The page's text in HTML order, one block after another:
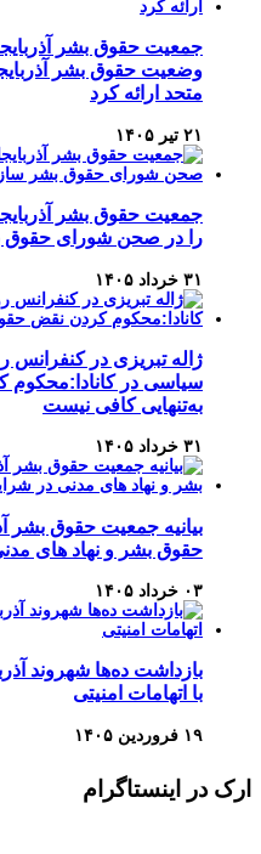
جمعیت حقوق بشر
وضعیت حقوق بشر
متحد ارائه کرد
۲۱ تیر ۱۴۰۵
جمعیت حقوق بشر
را در صحن شورای
۳۱ خرداد ۱۴۰۵
ژاله تبریزی در کنفرانس
سیاسی در
به‌تنهایی کافی نیست
۳۱ خرداد ۱۴۰۵
بیانیه جمعیت حقوق بشر
حقوق بشر و نهاد های
۰۳ خرداد ۱۴۰۵
بازداشت ده‌ها شهروند
با اتهامات امنیتی
۱۹ فروردین ۱۴۰۵
ارک در اینستاگرام